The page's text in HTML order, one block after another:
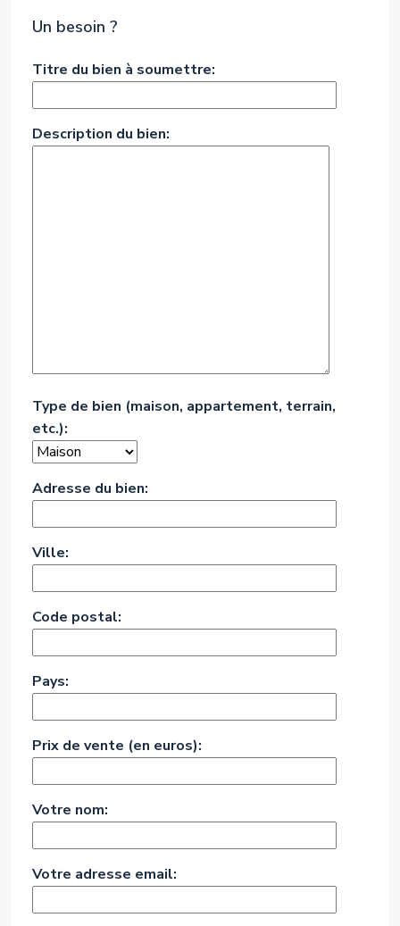
Un besoin ?
Titre du bien à soumettre:
Description du bien:
Type de bien (maison, appartement, terrain,
etc.):
Adresse du bien:
Ville:
Code postal:
Pays:
Prix de vente (en euros):
Votre nom:
Votre adresse email: